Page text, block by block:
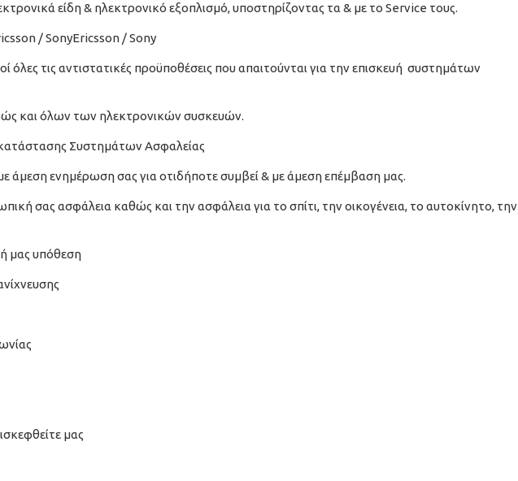
είδη & ηλεκτρονικό εξοπλισμό, υποστηρίζοντας τα & με το Service τους.
/ SonyEricsson / Sony
τις αντιστατικές προϋποθέσεις που απαιτούνται για την επισκευή συστημάτων
και όλων των ηλεκτρονικών συσκευών.
Συστημάτων Ασφαλείας
άμεση ενημέρωση σας για οτιδήποτε συμβεί & με άμεση επέμβαση μας.
σας ασφάλεια καθώς και την ασφάλεια για το σπίτι, την οικογένεια, το αυτοκίνητο, την
μας υπόθεση
μας